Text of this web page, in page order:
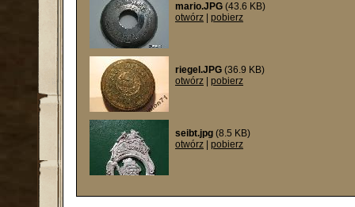
mario.JPG (43.6 KB)
otwórz
pobierz
riegel.JPG (36.9 KB)
otwórz
pobierz
seibt.jpg (8.5 KB)
otwórz
pobierz